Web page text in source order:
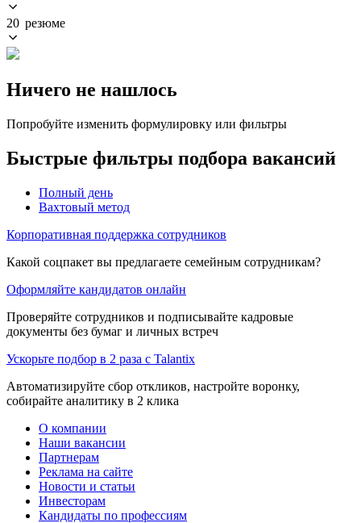
20 резюме
Ничего не нашлось
Попробуйте изменить формулировку или фильтры
Быстрые фильтры подбора вакансий
Полный день
Вахтовый метод
Корпоративная поддержка сотрудников
Какой соцпакет вы предлагаете семейным сотрудникам?
Оформляйте кандидатов онлайн
Проверяйте сотрудников и подписывайте кадровые
документы без бумаг и личных встреч
Ускорьте подбор в 2 раза с Talantix
Автоматизируйте сбор откликов, настройте воронку,
собирайте аналитику в 2 клика
О компании
Наши вакансии
Партнерам
Реклама на сайте
Новости и статьи
Инвесторам
Кандидаты по профессиям